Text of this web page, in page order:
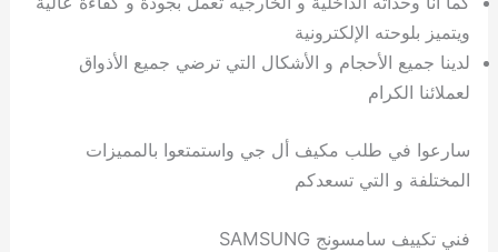
ويتميز بلوحته الإلكترونية
لدينا جميع الأحجام و الأشكال التي ترضي جميع الأذواق
لعملائنا الكرام
سارعوا في طلب مكيف أل جي واستمتعوا بالمميزات
المختلفة و التي تسعدكم
فني تكييف سامسونج SAMSUNG